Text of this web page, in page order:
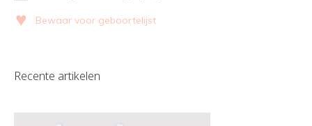
♥ Bewaar voor geboortelijst
Recente artikelen